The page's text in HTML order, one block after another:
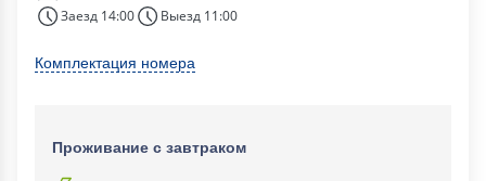
Заезд 14:00
Выезд 11:00
Комплектация номера
Проживание с завтраком